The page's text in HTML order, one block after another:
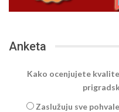
Anketa
Kako ocenjujete
Zaslužuju sve pohvale